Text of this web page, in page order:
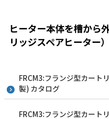
ヒーター本体を槽から
リッジスペアヒーター
FRCM3:フランジ型カート
製) カタログ
FRCM3:フランジ型カート